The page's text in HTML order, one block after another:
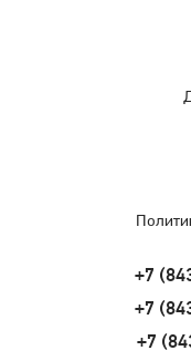
+7
+7
+7